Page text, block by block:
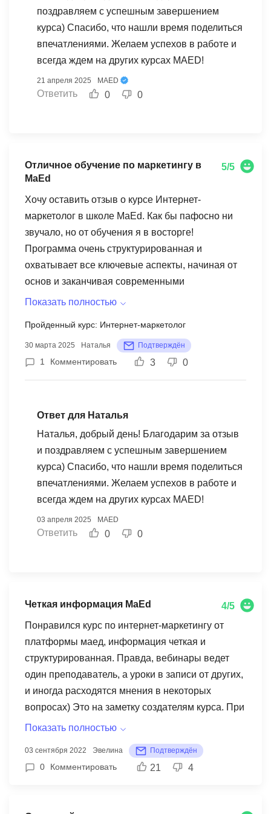
маркетинга и готов к новым профессиональным
вызовам. Рекомендую MAED всем, кто хочет
серьезно развиваться в этой области!
поздравляем с успешным завершением
курса) Спасибо, что нашли время поделиться
впечатлениями. Желаем успехов в работе и
всегда ждем на других курсах MAED!
21 апреля 2025 MAED
Ответить 0 0
Отличное обучение по маркетингу в
MaEd
5/5
Хочу оставить отзыв о курсе Интернет-
маркетолог в школе MaEd. Как бы пафосно ни
звучало, но от обучения я в восторге!
Программа очень структурированная и
охватывает все ключевые аспекты, начиная от
основ и заканчивая современными
инструментами и стратегиями. Особенно мне
обратную связь по моей практике - их подход
был всегда поддерживающим и
информативным. Кроме того, они делились
реальными примерами и полезными
ценные знания и навыки, которые смогу
применить в своей работе. Однозначно
маркетинг!
Показать полностью
Пройденный курс: Интернет-маркетолог
30 марта 2025 Наталья Подтверждён
1 Комментировать 3 0
Ответ для Наталья
Наталья, добрый день! Благодарим за отзыв
и поздравляем с успешным завершением
курса) Спасибо, что нашли время поделиться
впечатлениями. Желаем успехов в работе и
всегда ждем на других курсах MAED!
03 апреля 2025 MAED
Ответить 0 0
Четкая информация MaEd
4/5
Понравился курс по интернет-маркетингу от
платформы маед, информация четкая и
структурированная. Правда, вебинары ведет
один преподаватель, а уроки в записи от других,
и иногда расходятся мнения в некоторых
вопросах) Это на заметку создателям курса. При
установке целей на 5 уроке возникла проблема,
помог найти ошибку, за что ему огромное
спасибо) Теперь могу перенести все свои цели в
Показать полностью
03 сентября 2022 Эвелина Подтверждён
0 Комментировать 21 4